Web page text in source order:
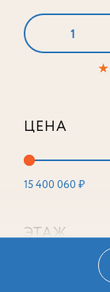
1
★
ЦЕНА
15 400 060 ₽
ЭТАЖ